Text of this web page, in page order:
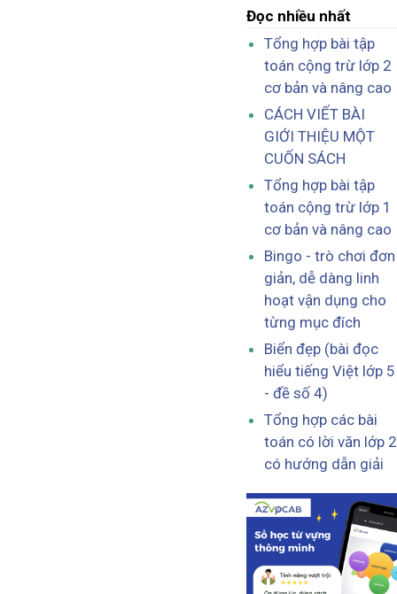
Đọc nhiều nhất
Tổng hợp bài tập
toán cộng trừ lớp 2
cơ bản và nâng cao
CÁCH VIẾT BÀI
GIỚI THIỆU MỘT
CUỐN SÁCH
Tổng hợp bài tập
toán cộng trừ lớp 1
cơ bản và nâng cao
Bingo - trò chơi đơn
giản, dễ dàng linh
hoạt vận dụng cho
từng mục đích
Biển đẹp (bài đọc
hiểu tiếng Việt lớp 5
- đề số 4)
Tổng hợp các bài
toán có lời văn lớp 2
có hướng dẫn giải